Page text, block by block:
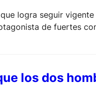
que logra seguir
de fuertes
los dos